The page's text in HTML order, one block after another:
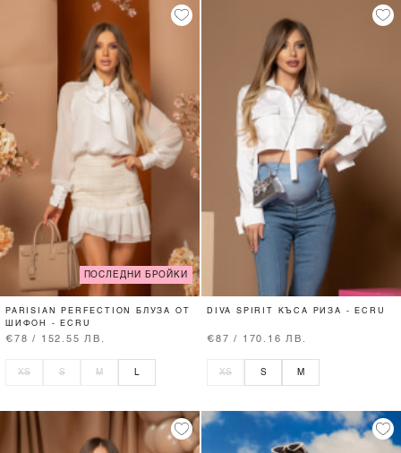
ПОСЛЕДНИ БРОЙКИ
PARISIAN PERFECTION БЛУЗА ОТ
ШИФОН - ECRU
€78 / 152.55 ЛВ.
XS S M L
DIVA SPIRIT КЪСА РИЗА - ECRU
€87 / 170.16 ЛВ.
XS S M